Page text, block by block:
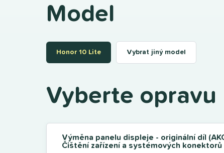
Model
Honor 10 Lite Vybrat jiný model
Vyberte opravu
Výměna panelu displeje - originální díl
Čištění zařízení a systémových konektorů